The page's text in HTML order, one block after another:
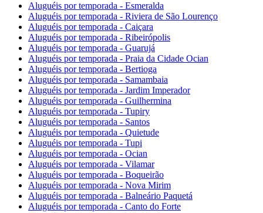
Aluguéis por temporada - Esmeralda
Aluguéis por temporada - Riviera de São Lourenço
Aluguéis por temporada - Caiçara
Aluguéis por temporada - Ribeirópolis
Aluguéis por temporada - Guarujá
Aluguéis por temporada - Praia da Cidade Ocian
Aluguéis por temporada - Bertioga
Aluguéis por temporada - Samambaia
Aluguéis por temporada - Jardim Imperador
Aluguéis por temporada - Guilhermina
Aluguéis por temporada - Tupiry
Aluguéis por temporada - Santos
Aluguéis por temporada - Quietude
Aluguéis por temporada - Tupi
Aluguéis por temporada - Ocian
Aluguéis por temporada - Vilamar
Aluguéis por temporada - Boqueirão
Aluguéis por temporada - Nova Mirim
Aluguéis por temporada - Balneário Paquetá
Aluguéis por temporada - Canto do Forte